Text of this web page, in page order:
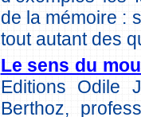
de la mémoire :
tout autant des
Le sens du
Editions Odile
Berthoz,